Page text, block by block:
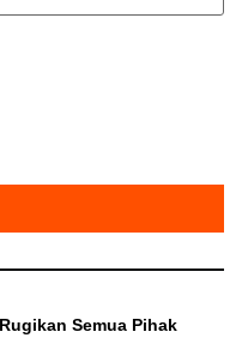
Semua Pihak